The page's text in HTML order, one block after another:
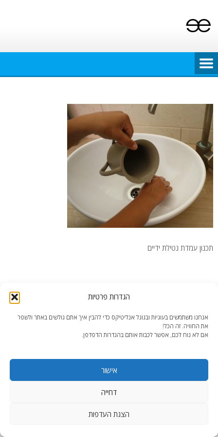
הגדרות פרטיות
אנחנו משתמשים בעוגיות ובגוגל אנליטיקס כדי להבין איך אתם גולשים באתר ולשפר
את החוויה. זה הכל!
אם לא נוח לכם, אפשר לכבות אותם בהגדרות הדפדפן.
אישור
דחייה
הצגת העדפות
content
תכנון עמדת נטילת ידיים
end2end.co.il | תכנון ועיצוב עד הפרט האחרון.
AccessPress Lite